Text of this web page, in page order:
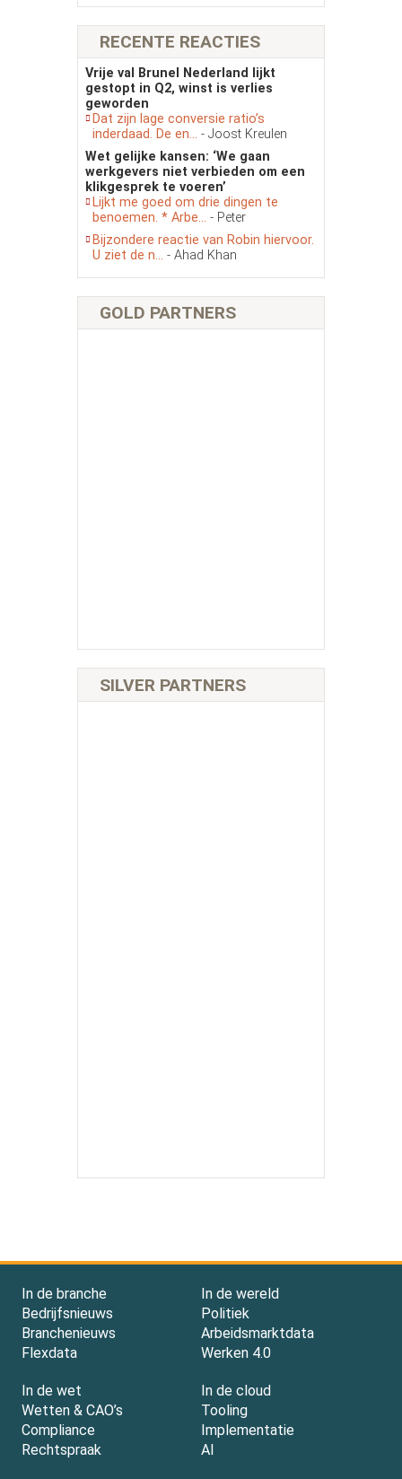
RECENTE REACTIES
Vrije val Brunel Nederland lijkt
gestopt in Q2, winst is verlies
geworden
Dat zijn lage conversie ratio’s
inderdaad. De en... - Joost Kreulen
Wet gelijke kansen: ‘We gaan
werkgevers niet verbieden om een
klikgesprek te voeren’
Lijkt me goed om drie dingen te
benoemen. * Arbe... - Peter
Bijzondere reactie van Robin hiervoor.
U ziet de n... - Ahad Khan
GOLD PARTNERS
SILVER PARTNERS
In de branche
Bedrijfsnieuws
Branchenieuws
Flexdata
In de wereld
Politiek
Arbeidsmarktdata
Werken 4.0
In de wet
Wetten & CAO’s
Compliance
Rechtspraak
In de cloud
Tooling
Implementatie
AI